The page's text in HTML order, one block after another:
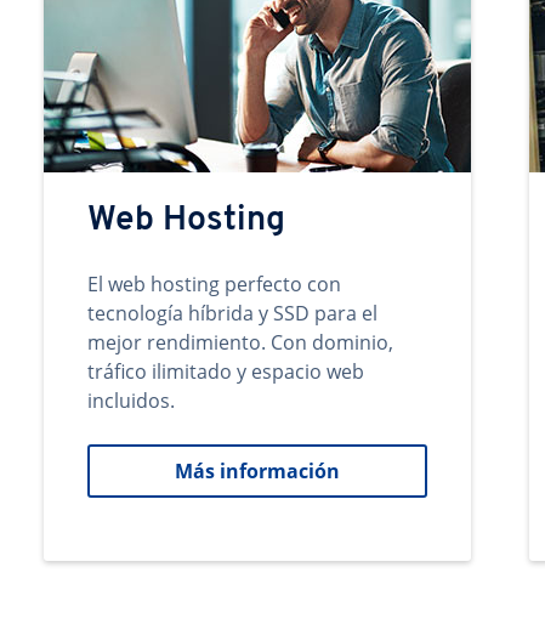
Web Hosting
El web hosting perfecto con
tecnología híbrida y SSD para el
mejor rendimiento. Con dominio,
tráfico ilimitado y espacio web
incluidos.
Más información